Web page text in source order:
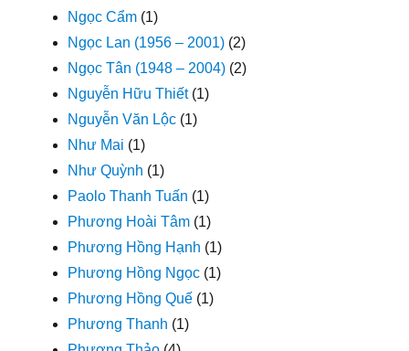
Ngọc Cẩm (1)
Ngọc Lan (1956 – 2001) (2)
Ngọc Tân (1948 – 2004) (2)
Nguyễn Hữu Thiết(1)
Nguyễn Văn Lộc (1)
Như Mai (1)
Như Quỳnh (1)
Paolo Thanh Tuấn (1)
Phương Hoài Tâm (1)
Phương Hồng Hạnh (1)
Phương Hồng Ngọc (1)
Phương Hồng Quế (1)
Phương Thanh (1)